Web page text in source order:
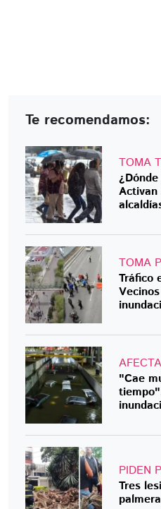
Te recomendamos:
TOMA
TOMA
Tráfico
"Cae
PIDEN
Tres